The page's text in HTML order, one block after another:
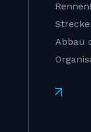
Abbau